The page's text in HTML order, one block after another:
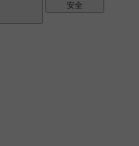
安全